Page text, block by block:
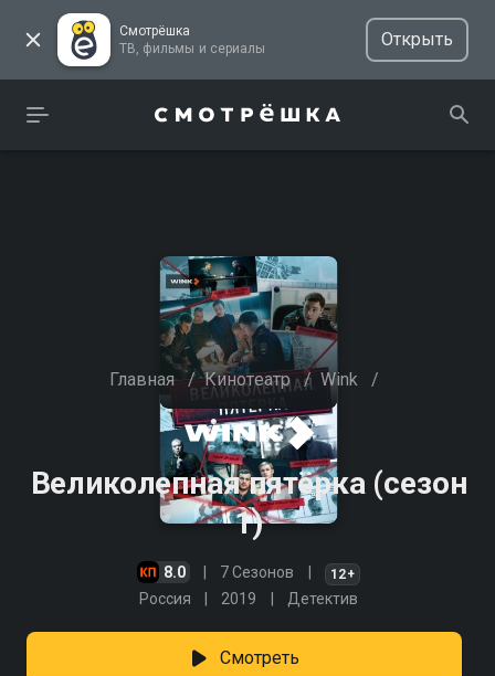
Смотрёшка
ТВ, фильмы и сериалы
Открыть
Главная / Кинотеатр / Wink /
Великолепная пятёрка (сезон
1)
8.0 7 Сезонов 12+
Россия 2019 Детектив
Смотреть